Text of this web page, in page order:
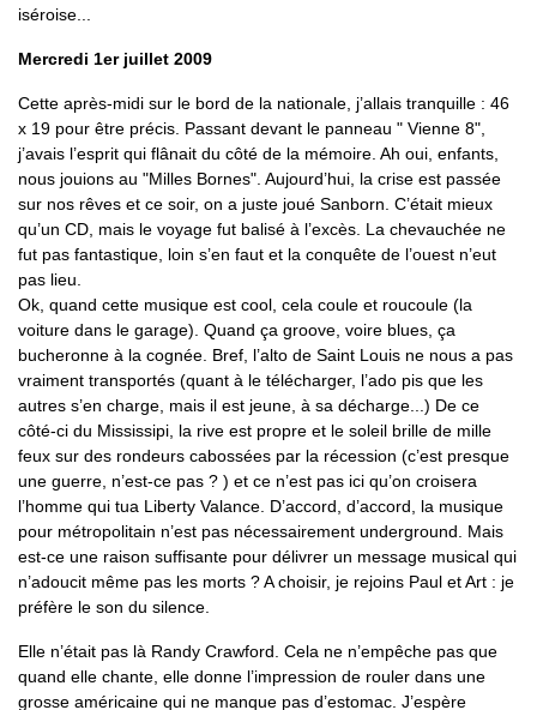
iséroise...
Mercredi 1er juillet 2009
Cette après-midi sur le bord de la nationale, j’allais tranquille : 46
x 19 pour être précis. Passant devant le panneau " Vienne 8",
j’avais l’esprit qui flânait du côté de la mémoire. Ah oui, enfants,
nous jouions au "Milles Bornes". Aujourd’hui, la crise est passée
sur nos rêves et ce soir, on a juste joué Sanborn. C’était mieux
qu’un CD, mais le voyage fut balisé à l’excès. La chevauchée ne
fut pas fantastique, loin s’en faut et la conquête de l’ouest n’eut
pas lieu.
Ok, quand cette musique est cool, cela coule et roucoule (la
voiture dans le garage). Quand ça groove, voire blues, ça
bucheronne à la cognée. Bref, l’alto de Saint Louis ne nous a pas
vraiment transportés (quant à le télécharger, l’ado pis que les
autres s’en charge, mais il est jeune, à sa décharge...) De ce
côté-ci du Mississipi, la rive est propre et le soleil brille de mille
feux sur des rondeurs cabossées par la récession (c’est presque
une guerre, n’est-ce pas ? ) et ce n’est pas ici qu’on croisera
l’homme qui tua Liberty Valance. D’accord, d’accord, la musique
pour métropolitain n’est pas nécessairement underground. Mais
est-ce une raison suffisante pour délivrer un message musical qui
n’adoucit même pas les morts ? A choisir, je rejoins Paul et Art : je
préfère le son du silence.
Elle n’était pas là Randy Crawford. Cela ne n’empêche pas que
quand elle chante, elle donne l’impression de rouler dans une
grosse américaine qui ne manque pas d’estomac. J’espère